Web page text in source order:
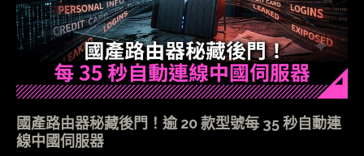
國產路由器秘藏後門！逾 20 款型號每 35 秒自動連
線中國伺服器